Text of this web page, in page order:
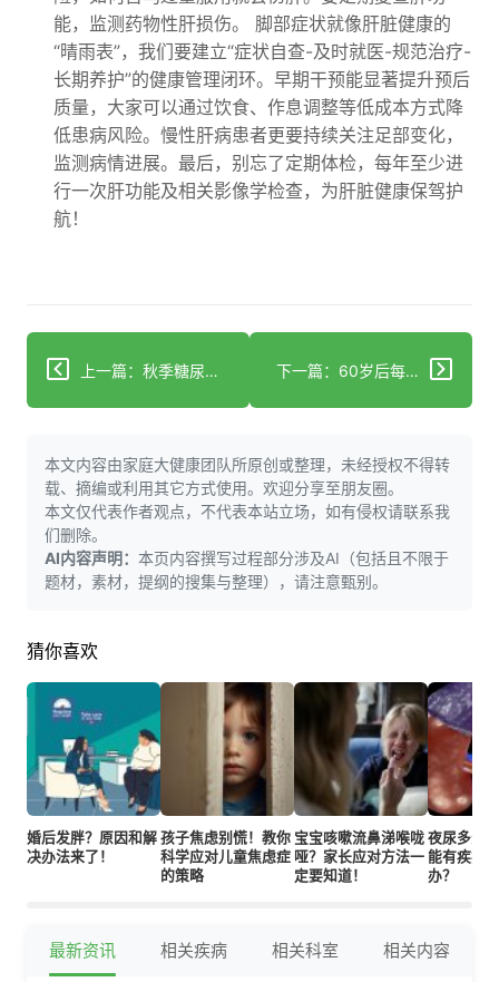
能，监测药物性肝损伤。 脚部症状就像肝脏健康的
“晴雨表”，我们要建立“症状自查-及时就医-规范治疗-
长期养护”的健康管理闭环。早期干预能显著提升预后
质量，大家可以通过饮食、作息调整等低成本方式降
低患病风险。慢性肝病患者更要持续关注足部变化，
监测病情进展。最后，别忘了定期体检，每年至少进
行一次肝功能及相关影像学检查，为肝脏健康保驾护
航！
上一篇：秋季糖尿病患者血糖波动大？这些控糖方法快收好！ 下一篇：60岁后每年认知筛查！这样做预防阿尔茨海默病
本文内容由家庭大健康团队所原创或整理，未经授权不得转
载、摘编或利用其它方式使用。欢迎分享至朋友圈。
本文仅代表作者观点，不代表本站立场，如有侵权请联系我
们删除。
AI内容声明： 本页内容撰写过程部分涉及AI（包括且不限于
题材，素材，提纲的搜集与整理），请注意甄别。
猜你喜欢
婚后发胖？原因和解
决办法来了！
孩子焦虑别慌！教你
科学应对儿童焦虑症
的策略
宝宝咳嗽流鼻涕喉咙
哑？家长应对方法一
定要知道！
夜尿多影
能有疾病
办？
最新资讯 相关疾病 相关科室 相关内容